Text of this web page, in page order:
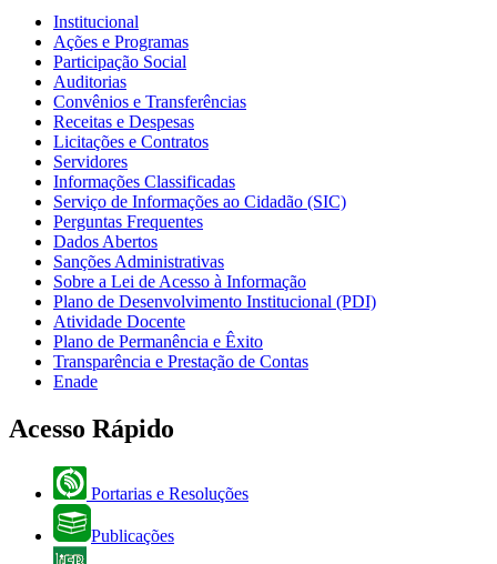
Institucional
Ações e Programas
Participação Social
Auditorias
Convênios e Transferências
Receitas e Despesas
Licitações e Contratos
Servidores
Informações Classificadas
Serviço de Informações ao Cidadão (SIC)
Perguntas Frequentes
Dados Abertos
Sanções Administrativas
Sobre a Lei de Acesso à Informação
Plano de Desenvolvimento Institucional (PDI)
Atividade Docente
Plano de Permanência e Êxito
Transparência e Prestação de Contas
Enade
Acesso Rápido
Portarias e Resoluções
Publicações